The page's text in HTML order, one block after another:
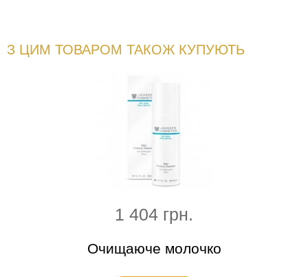
З ЦИМ ТОВАРОМ ТАКОЖ КУПУЮТЬ
1 404 грн.
Очищаюче молочко